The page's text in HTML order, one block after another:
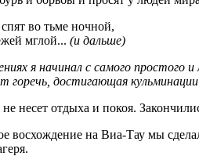
во тьме ночной,
мглой... (и дальше)
я начинал с самого простого
горечь, достигающая
несет отдыха и покоя.
восхождение на Виа-Тау мы